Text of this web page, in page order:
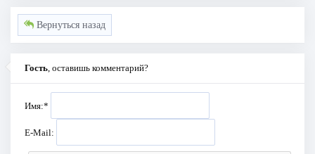
Вернуться назад
Гость , оставишь комментарий?
Имя:*
E-Mail: